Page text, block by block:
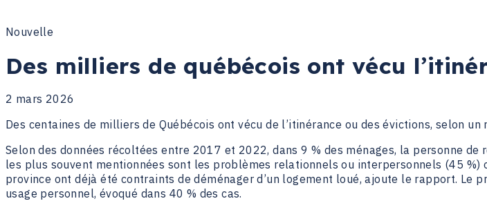
Nouvelle
Des milliers de québécois ont vécu
2 mars 2026
Des centaines de milliers de Québécois ont vécu de l’itinérance ou des évictions, selon
Selon des données récoltées entre 2017 et 2022, dans 9 % des ménages, la personne
les plus souvent mentionnées sont les problèmes relationnels ou interpersonnels (45
province ont déjà été contraints de déménager d’un logement loué, ajoute le rapport.
usage personnel, évoqué dans 40 % des cas.